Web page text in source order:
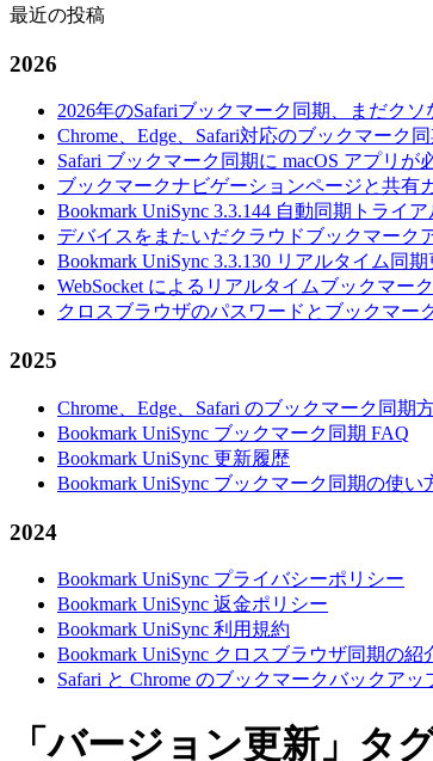
最近の投稿
2026
2026年のSafariブックマーク同期、まだク
Chrome、Edge、Safari対応のブックマーク
Safari ブックマーク同期に macOS アプリが
ブックマークナビゲーションページと共有
Bookmark UniSync 3.3.144 自動同期トライア
デバイスをまたいだクラウドブックマーク
Bookmark UniSync 3.3.130 リアルタイム同
WebSocket によるリアルタイムブックマー
クロスブラウザのパスワードとブックマー
2025
Chrome、Edge、Safari のブックマーク同期
Bookmark UniSync ブックマーク同期 FAQ
Bookmark UniSync 更新履歴
Bookmark UniSync ブックマーク同期の使い
2024
Bookmark UniSync プライバシーポリシー
Bookmark UniSync 返金ポリシー
Bookmark UniSync 利用規約
Bookmark UniSync クロスブラウザ同期の紹
Safari と Chrome のブックマークバックアッ
「バージョン更新」タ